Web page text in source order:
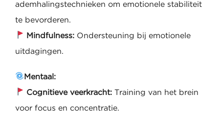
ademhalingstechnieken om emotionele stabiliteit
te bevorderen.
Mindfulness: Ondersteuning bij emotionele
uitdagingen.
Mentaal:
Cognitieve veerkracht: Training van het brein
voor focus en concentratie.